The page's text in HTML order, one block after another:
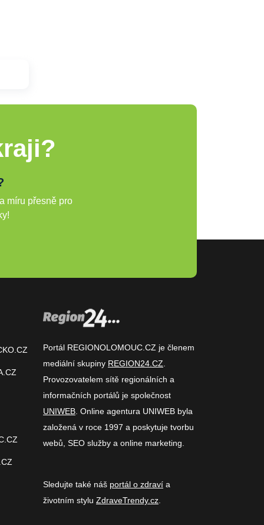
míru přesně pro
Portál REGIONOLOMOUC.CZ je členem
mediální skupiny REGION24.CZ
Provozovatelem sítě regionálních a
informačních portálů je společnost
UNIWEB . Online agentura UNIWEB byla
založená v roce 1997 a poskytuje tvorbu
webů, SEO služby a online marketing.
Sledujte také náš portál o zdraví a
životním stylu ZdraveTrendy.cz